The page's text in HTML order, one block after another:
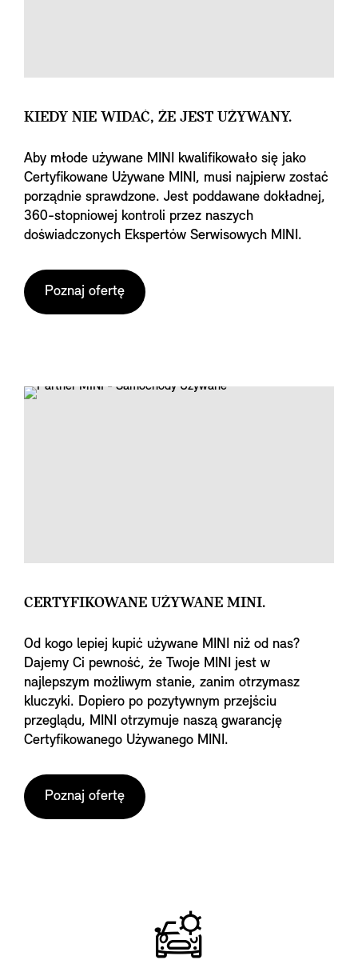
KIEDY NIE WIDAĆ, ŻE JEST UŻYWANY.
Aby młode używane MINI kwalifikowało się jako
Certyfikowane Używane MINI, musi najpierw zostać
porządnie sprawdzone. Jest poddawane dokładnej,
360-stopniowej kontroli przez naszych
doświadczonych Ekspertów Serwisowych MINI.
Poznaj ofertę
CERTYFIKOWANE UŻYWANE MINI.
Od kogo lepiej kupić używane MINI niż od nas?
Dajemy Ci pewność, że Twoje MINI jest w
najlepszym możliwym stanie, zanim otrzymasz
kluczyki. Dopiero po pozytywnym przejściu
przeglądu, MINI otrzymuje naszą gwarancję
Certyfikowanego Używanego MINI.
Poznaj ofertę